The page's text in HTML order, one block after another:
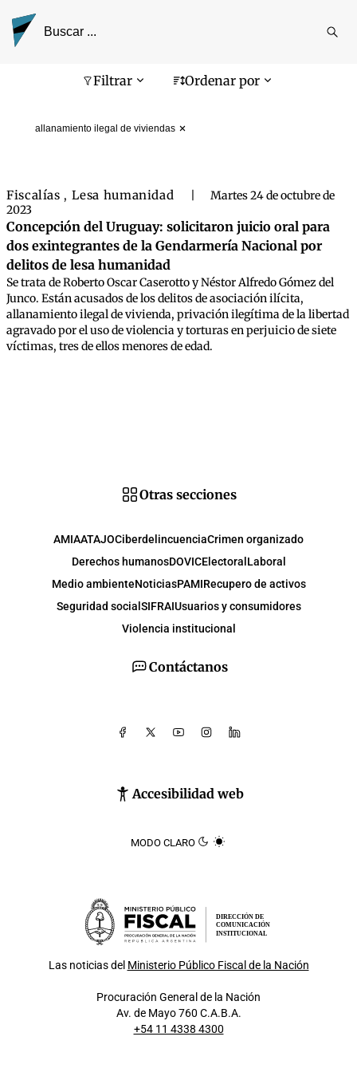
Filtrar Ordenar por
allanamiento ilegal de viviendas
Pantalla de búsqueda
Fiscalías , Lesa humanidad
Martes 24 de octubre de
2023
Concepción del Uruguay: solicitaron juicio oral para
dos exintegrantes de la Gendarmería Nacional por
delitos de lesa humanidad
Se trata de Roberto Oscar Caserotto y Néstor Alfredo Gómez del
Junco. Están acusados de los delitos de asociación ilícita,
allanamiento ilegal de vivienda, privación ilegítima de la libertad
agravado por el uso de violencia y torturas en perjuicio de siete
víctimas, tres de ellos menores de edad.
Contáctanos
Accesibilidad web
MODO CLARO
Otras secciones
AMIAATAJOCiberdelincuenciaCrimen organizado
Derechos humanosDOVICElectoral Laboral
Medio ambienteNoticiasPAMIRecupero de activos
Seguridad social SIFRAIUsuarios y consumidores
Violencia institucional
DIRECCIÓN DE
COMUNICACIÓN
INSTITUCIONAL
Las noticias del Ministerio Público Fiscal de la Nación
Procuración General de la Nación
Av. de Mayo 760 C.A.B.A.
+54 11 4338 4300